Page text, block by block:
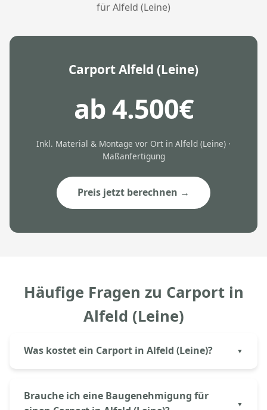
für Alfeld (Leine)
Carport Alfeld (Leine)
ab 4.500€
Inkl. Material & Montage vor Ort in Alfeld (Leine) ·
Maßanfertigung
Preis jetzt berechnen →
Häufige Fragen zu Carport in
Alfeld (Leine)
Was kostet ein Carport in Alfeld (Leine)?
bei Aluprem ab 4.500€ inkl. Montage. Ein
Doppelcarport beginnt ab ca. 7.500€. Der genaue
Brauche ich eine Baugenehmigung für